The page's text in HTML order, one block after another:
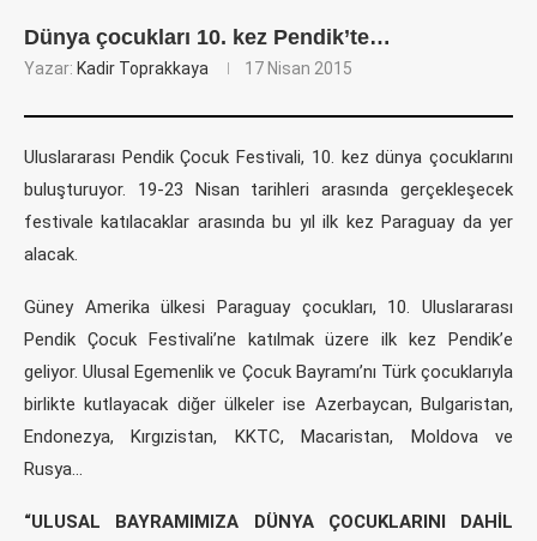
Dünya çocukları 10. kez Pendik’te…
Yazar: Kadir Toprakkaya 17 Nisan 2015
Uluslararası Pendik Çocuk Festivali, 10. kez dünya çocuklarını
buluşturuyor. 19-23 Nisan tarihleri arasında gerçekleşecek
festivale katılacaklar arasında bu yıl ilk kez Paraguay da yer
alacak.
Güney Amerika ülkesi Paraguay çocukları, 10. Uluslararası
Pendik Çocuk Festivali’ne katılmak üzere ilk kez Pendik’e
geliyor. Ulusal Egemenlik ve Çocuk Bayramı’nı Türk çocuklarıyla
birlikte kutlayacak diğer ülkeler ise Azerbaycan, Bulgaristan,
Endonezya, Kırgızistan, KKTC, Macaristan, Moldova ve
Rusya…
“ULUSAL BAYRAMIMIZA DÜNYA ÇOCUKLARINI DAHİL